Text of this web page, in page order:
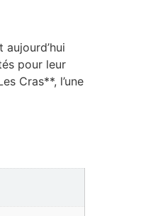
pour leur
Cras**, l’une